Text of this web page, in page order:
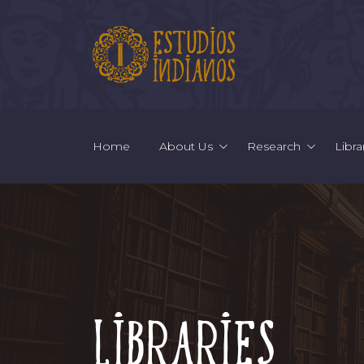
Home About Us Research
Libraries